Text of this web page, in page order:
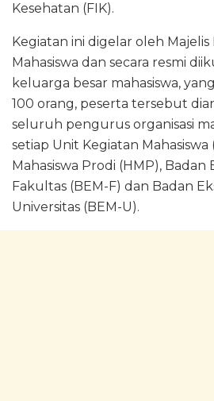
Kesehatan (FIK).
Kegiatan ini digelar oleh
Mahasiswa dan secara resmi
keluarga besar mahasiswa,
100 orang, peserta tersebut
seluruh pengurus organisasi
setiap Unit Kegiatan
Mahasiswa Prodi (HMP), Badan
Fakultas (BEM-F) dan Badan
Universitas (BEM-U).